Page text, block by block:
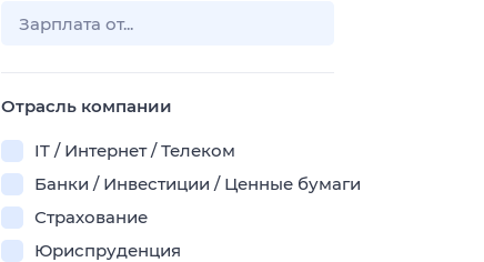
Отрасль компании
IT / Интернет / Телеком
Банки / Инвестиции / Ценные бумаги
Страхование
Юриспруденция